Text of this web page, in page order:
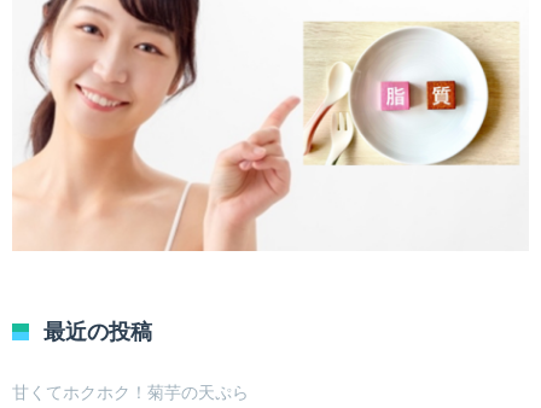
最近の投稿
甘くてホクホク！菊芋の天ぷら